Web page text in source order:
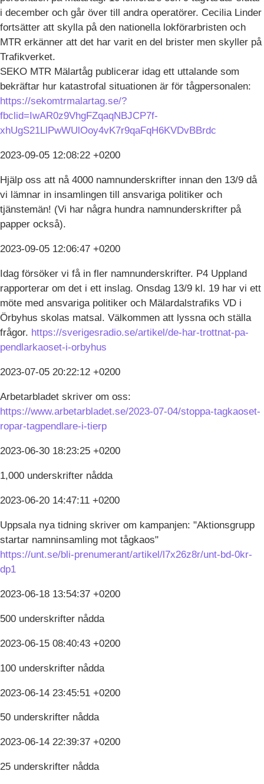
i december och går över till andra operatörer. Cecilia Linder
fortsätter att skylla på den nationella lokförarbristen och
MTR erkänner att det har varit en del brister men skyller på
Trafikverket.
SEKO MTR Mälartåg publicerar idag ett uttalande som
bekräftar hur katastrofal situationen är för tågpersonalen:
https://sekomtrmalartag.se/?
fbclid=IwAR0z9VhgFZqaqNBJCP7f-
xhUgS21LlPwWUlOoy4vK7r9qaFqH6KVDvBBrdc
2023-09-05 12:08:22 +0200
Hjälp oss att nå 4000 namnunderskrifter innan den 13/9 då
vi lämnar in insamlingen till ansvariga politiker och
tjänstemän! (Vi har några hundra namnunderskrifter på
papper också).
2023-09-05 12:06:47 +0200
Idag försöker vi få in fler namnunderskrifter. P4 Uppland
rapporterar om det i ett inslag. Onsdag 13/9 kl. 19 har vi ett
möte med ansvariga politiker och Mälardalstrafiks VD i
Örbyhus skolas matsal. Välkommen att lyssna och ställa
frågor. https://sverigesradio.se/artikel/de-har-trottnat-pa-
pendlarkaoset-i-orbyhus
2023-07-05 20:22:12 +0200
Arbetarbladet skriver om oss:
https://www.arbetarbladet.se/2023-07-04/stoppa-tagkaoset-
ropar-tagpendlare-i-tierp
2023-06-30 18:23:25 +0200
1,000 underskrifter nådda
2023-06-20 14:47:11 +0200
Uppsala nya tidning skriver om kampanjen: "Aktionsgrupp
startar namninsamling mot tågkaos"
https://unt.se/bli-prenumerant/artikel/l7x26z8r/unt-bd-0kr-
dp1
2023-06-18 13:54:37 +0200
500 underskrifter nådda
2023-06-15 08:40:43 +0200
100 underskrifter nådda
2023-06-14 23:45:51 +0200
50 underskrifter nådda
2023-06-14 22:39:37 +0200
25 underskrifter nådda